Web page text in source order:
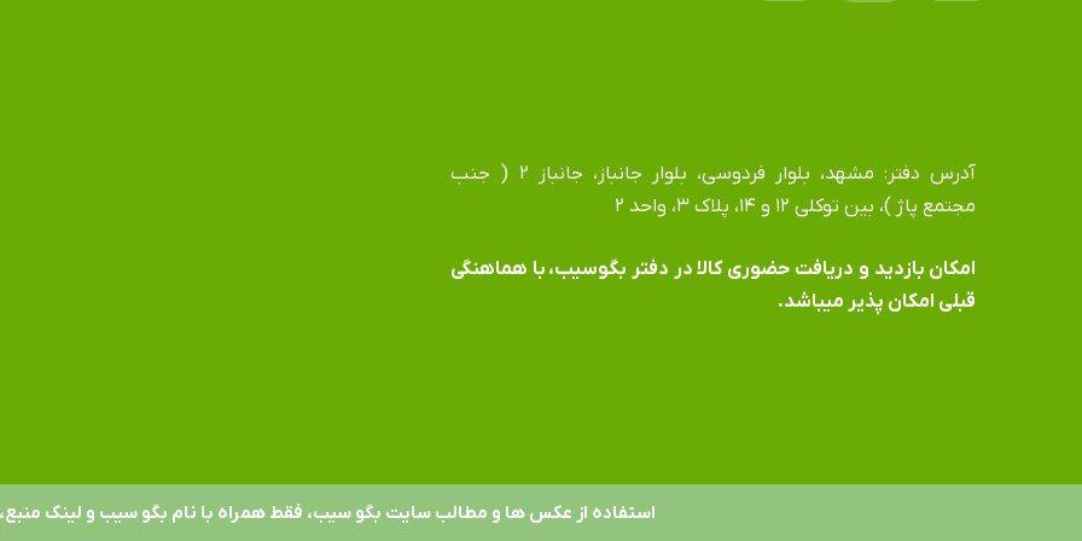
آدرس دفتر: مشهد، بلوار فردوسی، بلوار جانباز، جانباز ۲ ( جنب
مجتمع پاژ )، بین توکلی ۱۲ و ۱۴، پلاک ۳، واحد ۲
​​​​​​​امکان بازدید و دریافت حضوری کالا در دفتر بگوسیب، با هماهنگی
قبلی امکان پذیر میباشد.
استفاده از عکس ها و مطالب سایت بگو سیب، فقط همراه با نام بگو سیب و لینک منبع،